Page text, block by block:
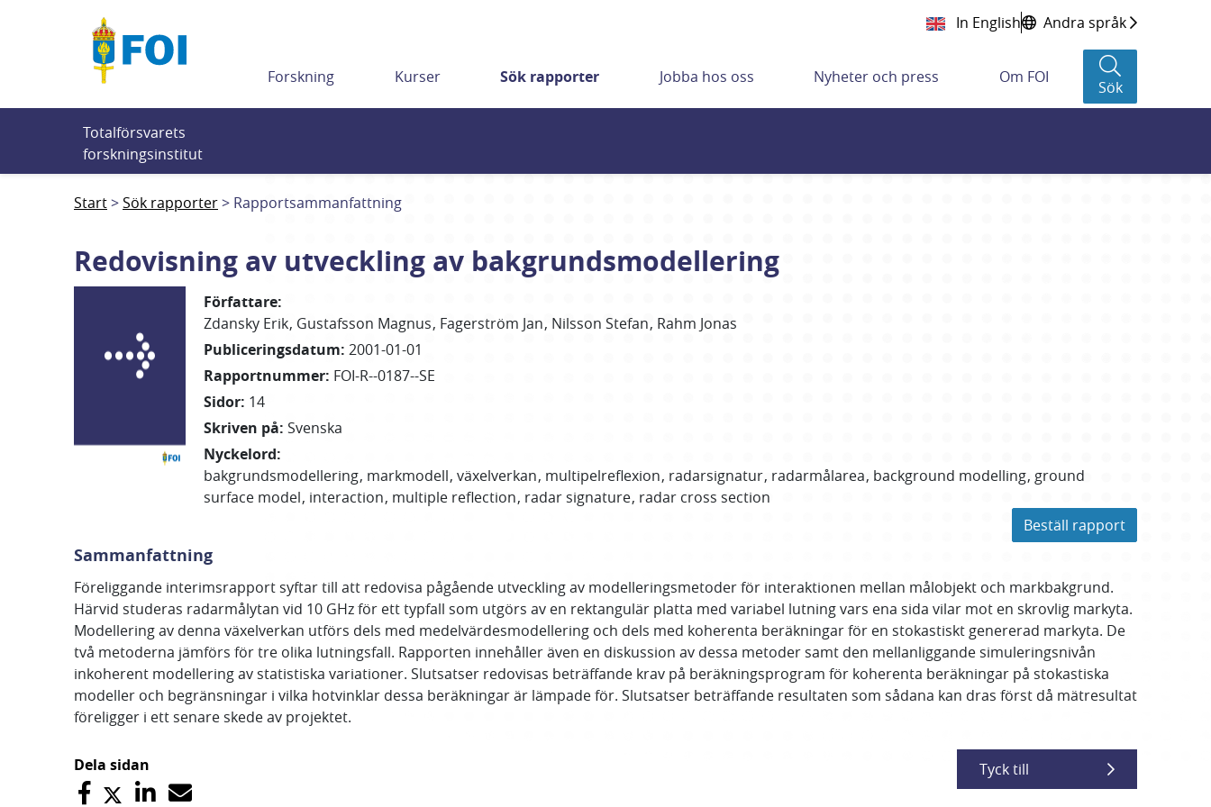
In English Andra språk
Forskning Kurser Sök rapporter Jobba hos oss Nyheter och press Om FOI
Sök
Totalförsvarets
forskningsinstitut
Start Sök rapporter Rapportsammanfattning
Redovisning av utveckling av bakgrundsmodellering
Författare:
Zdansky Erik Gustafsson Magnus Fagerström Jan Nilsson Stefan Rahm Jonas
Publiceringsdatum: 2001-01-01
Rapportnummer: FOI-R--0187--SE
Sidor: 14
Skriven på: Svenska
Nyckelord:
bakgrundsmodellering markmodell växelverkan multipelreflexion radarsignatur radarmålarea background modelling ground
surface model interaction multiple reflection radar signature radar cross section
Beställ rapport
Sammanfattning
Föreliggande interimsrapport syftar till att redovisa pågående utveckling av modelleringsmetoder för interaktionen mellan målobjekt och markbakgrund.
Härvid studeras radarmålytan vid 10 GHz för ett typfall som utgörs av en rektangulär platta med variabel lutning vars ena sida vilar mot en skrovlig markyta.
Modellering av denna växelverkan utförs dels med medelvärdesmodellering och dels med koherenta beräkningar för en stokastiskt genererad markyta. De
två metoderna jämförs för tre olika lutningsfall. Rapporten innehåller även en diskussion av dessa metoder samt den mellanliggande simuleringsnivån
inkoherent modellering av statistiska variationer. Slutsatser redovisas beträffande krav på beräkningsprogram för koherenta beräkningar på stokastiska
modeller och begränsningar i vilka hotvinklar dessa beräkningar är lämpade för. Slutsatser beträffande resultaten som sådana kan dras först då mätresultat
föreligger i ett senare skede av projektet.
Dela sidan Tyck till